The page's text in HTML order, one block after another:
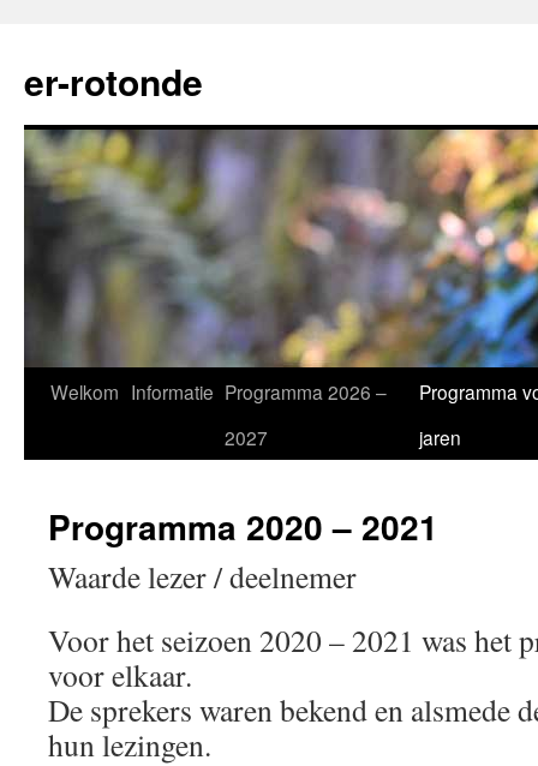
de
inhoud
er-rotonde
Welkom Informatie Programma 2026 –
2027
Programma
jaren
Programma 2020 – 2021
Waarde lezer / deelnemer
Voor het seizoen 2020 – 2021 was het
voor elkaar.
De sprekers waren bekend en alsmede
hun lezingen.